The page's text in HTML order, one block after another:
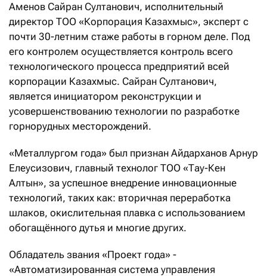
Аменов Сайран Султанович, исполнительный
директор ТОО «Корпорация Казахмыс», эксперт с
почти 30-летним стаже работы в горном деле. Под
его контролем осуществляется контроль всего
технологического процесса предприятий всей
корпорации Казахмыс. Сайран Султанович,
является инициатором реконструкции и
усовершенствованию технологии по разработке
горнорудных месторождений.
«Металлургом года» был признан Айдарханов Арнур
Елеусизович, главный технолог ТОО «Тау-Кен
Алтын», за успешное внедрение инновационные
технологий, таких как: вторичная переработка
шлаков, окислительная плавка с использованием
обогащённого дутья и многие других.
Обладатель звания «Проект года» -
«Автоматизированная система управления